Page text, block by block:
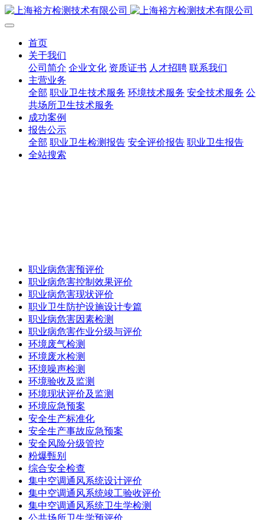
首页
关于我们
公司简介 企业文化 资质证书 人才招聘 联系我们
主营业务
全部 职业卫生技术服务 环境技术服务 安全技术服务 公
共场所卫生技术服务
成功案例
报告公示
全部 职业卫生检测报告 安全评价报告 职业卫生报告
全站搜索
职业病危害预评价
职业病危害控制效果评价
职业病危害现状评价
职业卫生防护设施设计专篇
职业病危害因素检测
职业病危害作业分级与评价
环境废气检测
环境废水检测
环境噪声检测
环境验收及监测
环境现状评价及监测
环境应急预案
安全生产标准化
安全生产事故应急预案
安全风险分级管控
粉爆甄别
综合安全检查
集中空调通风系统设计评价
集中空调通风系统竣工验收评价
集中空调通风系统卫生学检测
公共场所卫生学预评价